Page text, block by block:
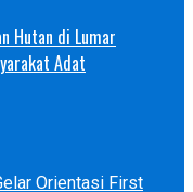
Hutan di Lumar
Adat
Orientasi First